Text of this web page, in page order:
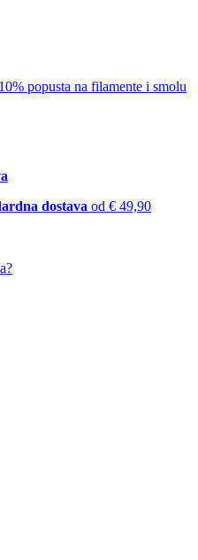
popusta na filamente i smolu
dostava od € 49,90